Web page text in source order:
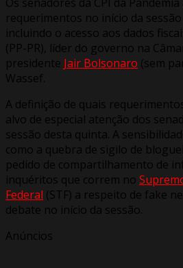
requerimentos no início da
incluindo o acesso aos dados
(PP-PR), líder do governo na
presidente Jair Bolsonaro (sem
Wassef.
A definição de quais
alvo de especial atenção dos
sessão desta quinta. A
como a quebra de sigilo de
pedido de compartilhamento de
inquéritos que correm no
Federal (STF) a respeito de fake
debate no início da sessão.
Anúncios